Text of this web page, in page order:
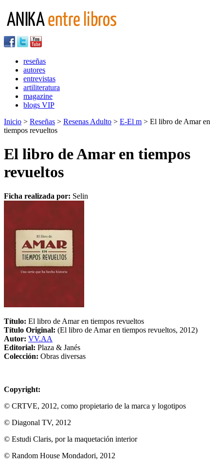
reseñas
autores
entrevistas
artiliteratura
magazine
blogs VIP
Inicio > Reseñas > Resenas Adulto > E-El m > El libro de Amar en
tiempos revueltos
El libro de Amar en tiempos
revueltos
Ficha realizada por: Selin
Título: El libro de Amar en tiempos revueltos
Título Original: (El libro de Amar en tiempos revueltos, 2012)
Autor: VV.AA
Editorial: Plaza & Janés
Colección: Obras diversas
Copyright:
© CRTVE, 2012, como propietario de la marca y logotipos
© Diagonal TV, 2012
© Estudi Claris, por la maquetación interior
© Random House Mondadori, 2012